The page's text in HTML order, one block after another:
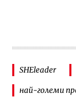
SHEleader
най-големи